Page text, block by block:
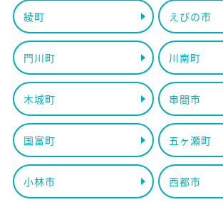
綾町 えびの市
門川町 川南町
木城町 串間市
国富町 五ヶ瀬町
小林市 西都市